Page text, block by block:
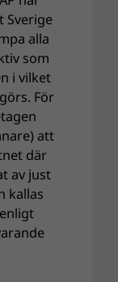
Sverige
alla
som
i vilket
För
att
där
av just
kallas